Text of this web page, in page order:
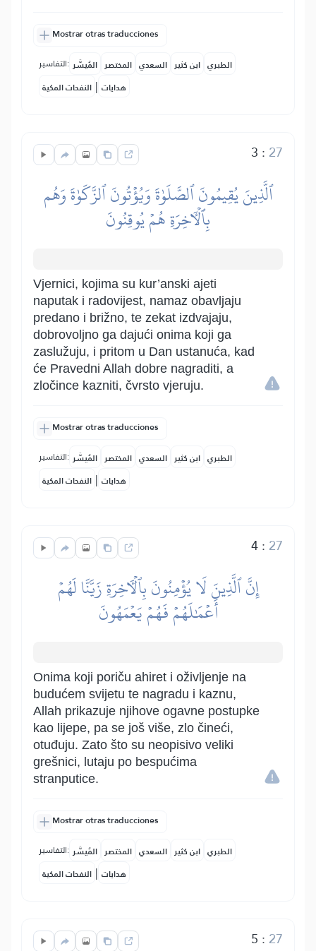
Mostrar otras traducciones
التفاسير: المُيسَّر المختصر السعدي ابن كثير الطبري
النفحات المكية | هدايات
3 : 27
ٱلَّذِينَ يُقِيمُونَ ٱلصَّلَوٰةَ وَيُؤۡتُونَ ٱلزَّكَوٰةَ وَهُم
بِٱلۡأٓخِرَةِ هُمۡ يُوقِنُونَ
Vjernici, kojima su kur’anski ajeti
naputak i radovijest, namaz obavljaju
predano i brižno, te zekat izdvajaju,
dobrovoljno ga dajući onima koji ga
zaslužuju, i pritom u Dan ustanuća, kad
će Pravedni Allah dobre nagraditi, a
zločince kazniti, čvrsto vjeruju.
Mostrar otras traducciones
التفاسير: المُيسَّر المختصر السعدي ابن كثير الطبري
النفحات المكية | هدايات
4: 27
إِنَّ ٱلَّذِينَ لَا يُؤۡمِنُونَ بِٱلۡأٓخِرَةِ زَيَّنَّا لَهُمۡ
أَعۡمَٰلَهُمۡ فَهُمۡ يَعۡمَهُونَ
Onima koji poriču ahiret i oživljenje na
budućem svijetu te nagradu i kaznu,
Allah prikazuje njihove ogavne postupke
kao lijepe, pa se još više, zlo čineći,
otuđuju. Zato što su neopisivo veliki
grešnici, lutaju po bespućima
stranputice.
Mostrar otras traducciones
التفاسير: المُيسَّر المختصر السعدي ابن كثير الطبري
النفحات المكية | هدايات
5 : 27